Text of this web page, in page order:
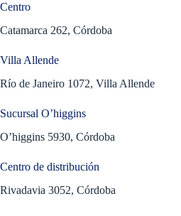
Centro
Catamarca 262, Córdoba
Villa Allende
Río de Janeiro 1072, Villa Allende
Sucursal O’higgins
O’higgins 5930, Córdoba
Centro de distribución
Rivadavia 3052, Córdoba